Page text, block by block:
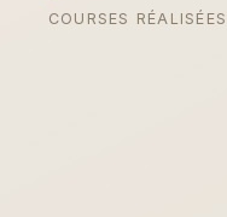
COURSES RÉALISÉES